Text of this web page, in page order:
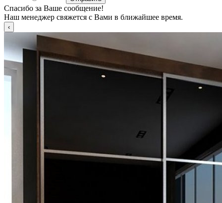
Спасибо за Ваше сообщение!
Наш менеджер свяжется с Вами в ближайшее время.